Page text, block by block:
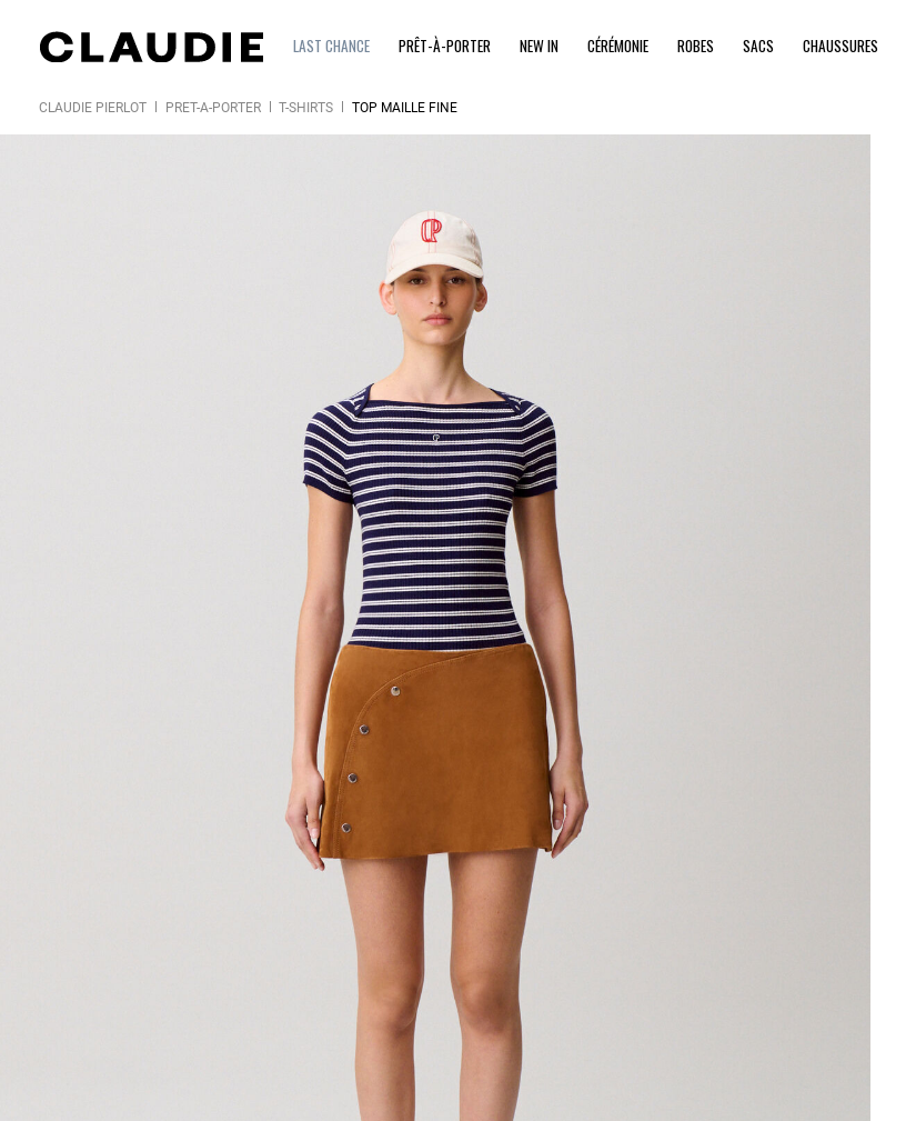
LAST CHANCE PRÊT-À-PORTER NEW IN CÉRÉMONIE ROBES SACS CHAUSSURES
CLAUDIE PIERLOT PRÊT-À-PORTER T-SHIRTS TOP MAILLE FINE